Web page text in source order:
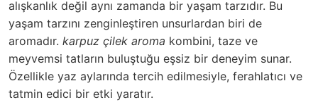
alışkanlık değil aynı zamanda bir yaşam tarzıdır. Bu
yaşam tarzını zenginleştiren unsurlardan biri de
aromadır. karpuz çilek aroma kombini, taze ve
meyvemsi tatların buluştuğu eşsiz bir deneyim sunar.
Özellikle yaz aylarında tercih edilmesiyle, ferahlatıcı ve
tatmin edici bir etki yaratır.